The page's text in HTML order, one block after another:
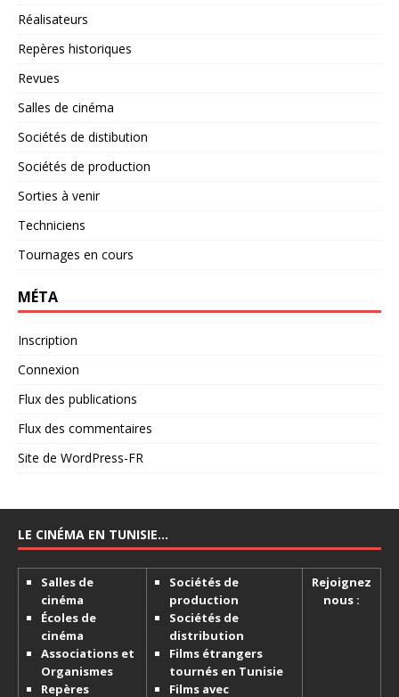
Réalisateurs
Repères historiques
Revues
Salles de cinéma
Sociétés de distibution
Sociétés de production
Sorties à venir
Techniciens
Tournages en cours
MÉTA
Inscription
Connexion
Flux des publications
Flux des commentaires
Site de WordPress-FR
LE CINÉMA EN TUNISIE…
Salles de
cinéma
Écoles de
cinéma
Associations et
Organismes
Repères
Sociétés de
production
Sociétés de
distribution
Films étrangers
tournés en Tunisie
Films avec
Rejoignez
nous :